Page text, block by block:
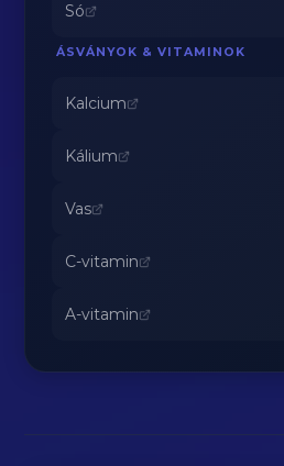
Só
ÁSVÁNYOK & VITAMINOK
Kalcium
Kálium
Vas
C-vitamin
A-vitamin